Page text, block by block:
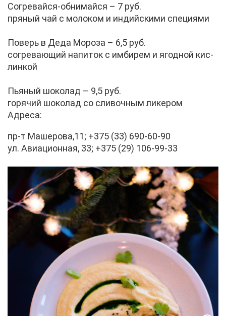
Со­гре­вай­ся-об­ни­май­ся – 7 руб.
пря­ный чай с мо­ло­ком и ин­дий­ски­ми спе­ци­я­ми
По­верь в Де­да Мо­ро­за – 6,5 руб.
со­гре­ва­ю­щий на­пи­ток с им­би­рем и ягод­ной кис­
лин­кой
Пья­ный шо­ко­лад – 9,5 руб.
го­ря­чий шо­ко­лад со сли­воч­ным ли­ке­ром
Ад­ре­са:
пр-т Ма­ше­ро­ва,11; +375 (33) 690-60-90
ул. Авиа­ци­он­ная, 33; +375 (29) 106-99-33